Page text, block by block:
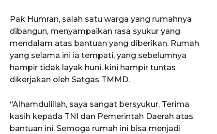
Pak Humran, salah satu warga yang rumahnya
dibangun, menyampaikan rasa syukur yang
mendalam atas bantuan yang diberikan. Rumah
yang selama ini ia tempati, yang sebelumnya
hampir tidak layak huni, kini hampir tuntas
dikerjakan oleh Satgas TMMD.
“Alhamdulillah, saya sangat bersyukur. Terima
kasih kepada TNI dan Pemerintah Daerah atas
bantuan ini. Semoga rumah ini bisa menjadi